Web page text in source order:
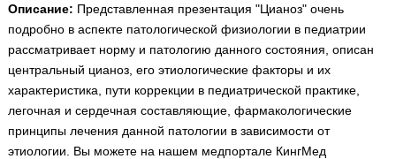
Лекции и презентации 2474
Аккредитационные тесты
Методические рекомендации 1050
Научно-популярное
Восстановить пароль
Регистрация
Вход
Описание: Представленная презентация "Цианоз" очень
подробно в аспекте патологической физиологии в педиатрии
рассматривает норму и патологию данного состояния, описан
центральный цианоз, его этиологические факторы и их
характеристика, пути коррекции в педиатрической практике,
легочная и сердечная составляющие, фармакологические
принципы лечения данной патологии в зависимости от
этиологии. Вы можете на нашем медпортале КингМед